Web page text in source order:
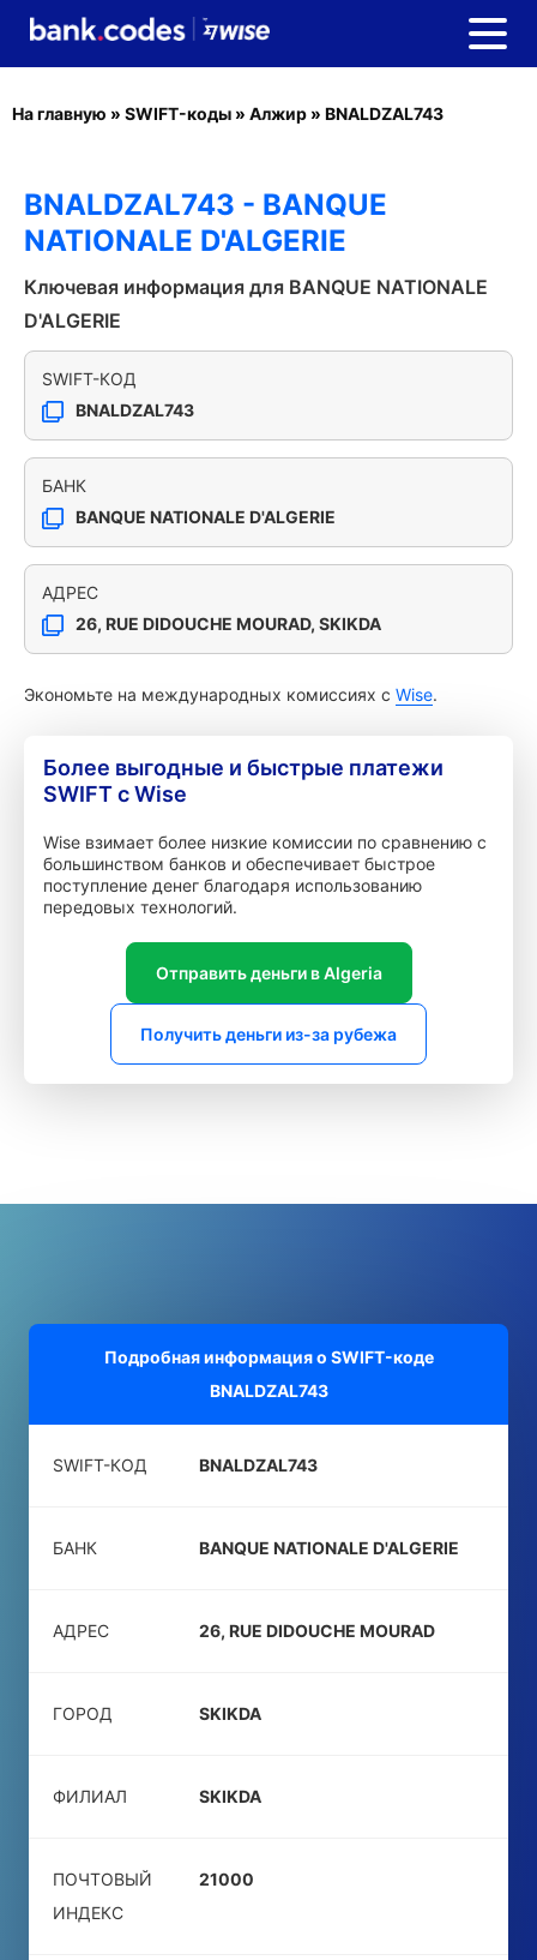
На главную » SWIFT-коды » Алжир » BNALDZAL743
BNALDZAL743 - BANQUE
NATIONALE D'ALGERIE
Ключевая информация для BANQUE NATIONALE
D'ALGERIE
SWIFT-КОД
BNALDZAL743
БАНК
BANQUE NATIONALE D'ALGERIE
АДРЕС
26, RUE DIDOUCHE MOURAD, SKIKDA
Экономьте на международных комиссиях с Wise.
Более выгодные и быстрые платежи
SWIFT с Wise
Wise взимает более низкие комиссии по сравнению с
большинством банков и обеспечивает быстрое
поступление денег благодаря использованию
передовых технологий.
Отправить деньги в Algeria
Получить деньги из-за рубежа
Подробная информация о SWIFT-коде
BNALDZAL743
SWIFT-КОД BNALDZAL743
БАНК BANQUE NATIONALE D'ALGERIE
АДРЕС 26, RUE DIDOUCHE MOURAD
ГОРОД SKIKDA
ФИЛИАЛ SKIKDA
ПОЧТОВЫЙ
ИНДЕКС
21000